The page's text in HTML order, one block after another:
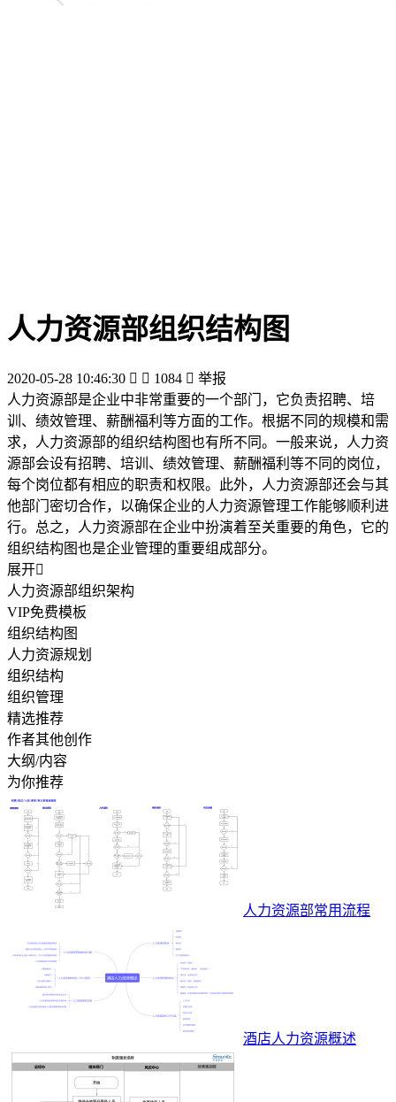
人力资源部组织结构图
2020-05-28 10:46:30   1084  举报
人力资源部是企业中非常重要的一个部门，它负责招聘、培
训、绩效管理、薪酬福利等方面的工作。根据不同的规模和需
求，人力资源部的组织结构图也有所不同。一般来说，人力资
源部会设有招聘、培训、绩效管理、薪酬福利等不同的岗位，
每个岗位都有相应的职责和权限。此外，人力资源部还会与其
他部门密切合作，以确保企业的人力资源管理工作能够顺利进
行。总之，人力资源部在企业中扮演着至关重要的角色，它的
组织结构图也是企业管理的重要组成部分。
展开
人力资源部组织架构
VIP免费模板
组织结构图
人力资源规划
组织结构
组织管理
精选推荐
作者其他创作
大纲/内容
为你推荐
人力资源部常用流程
酒店人力资源概述